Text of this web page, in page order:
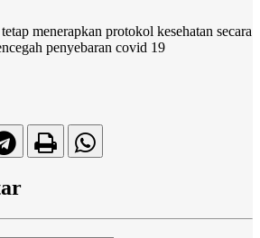
menerapkan protokol kesehatan secara
penyebaran covid 19